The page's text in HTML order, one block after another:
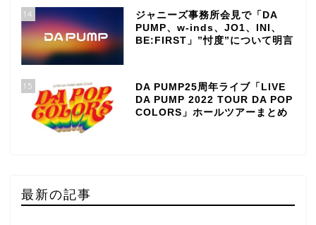
14
ジャニーズ事務所会見で「DA
PUMP、w-inds、JO1、INI、
BE:FIRST」”忖度”について明言
15
DA PUMP25周年ライブ「LIVE
DA PUMP 2022 TOUR DA POP
COLORS」ホールツアーまとめ
最新の記事